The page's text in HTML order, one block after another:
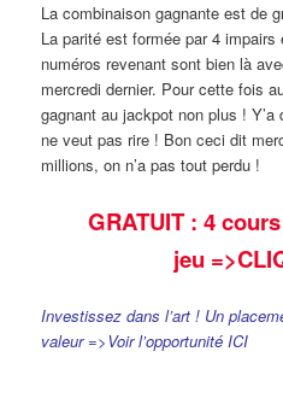
La combinaison gagnante est de
La parité est formée par 4
numéros revenant sont bien là
mercredi dernier. Pour cette fois
gagnant au jackpot non plus !
ne veut pas rire ! Bon ceci dit
millions, on n’a pas tout perdu !
GRATUIT : 4
jeu
Investissez dans l’art ! Un
valeur =>Voir l’opportunité ICI